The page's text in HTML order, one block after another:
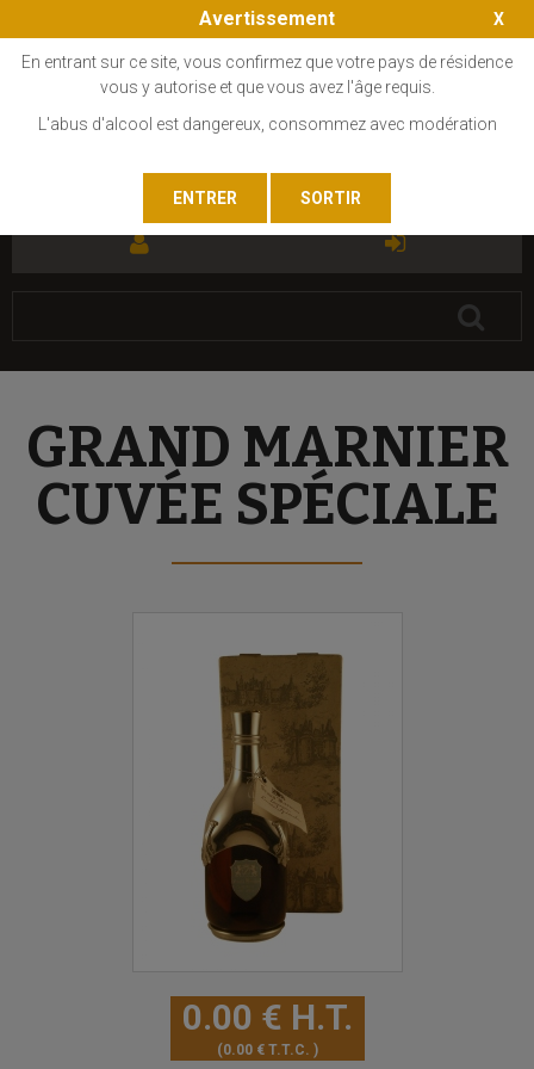
GRAND MARNIER
CUVÉE SPÉCIALE
0.00 € H.T.
0.00€ T.T.C.
Avertissement
En entrant sur ce site, vous confirmez que votre pays de résidence
vous y autorise et que vous avez l'âge requis.
L'abus d'alcool est dangereux, consommez avec modération